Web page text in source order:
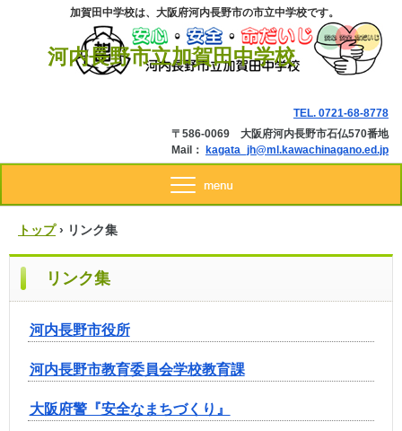
河内長野市立加賀田中学校
加賀田中学校は、大阪府河内長野市の市立中学校です。
TEL. 0721-68-8778
〒586-0069 大阪府河内長野市石仏570番地
Mail：
kagata_jh@ml.kawachinagano.ed.jp
トップ › リンク集
リンク集
河内長野市役所
河内長野市教育委員会学校教育課
大阪府警『安全なまちづくり』